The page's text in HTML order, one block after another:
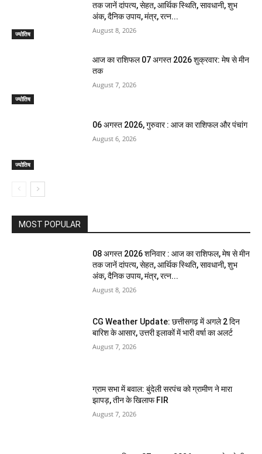
ज्योतिष
तक जानें दांपत्य, सेहत, आर्थिक स्थिति, सावधानी, शुभ
अंक, दैनिक उपाय, मंत्र, रत्न...
August 8, 2026
ज्योतिष
आज का राशिफल 07 अगस्त 2026 शुक्रवार: मेष से मीन
तक
August 7, 2026
ज्योतिष
06 अगस्त 2026, गुरुवार : आज का राशिफल और पंचांग
August 6, 2026
MOST POPULAR
08 अगस्त 2026 शनिवार : आज का राशिफल, मेष से मीन
तक जानें दांपत्य, सेहत, आर्थिक स्थिति, सावधानी, शुभ
अंक, दैनिक उपाय, मंत्र, रत्न...
August 8, 2026
CG Weather Update: छत्तीसगढ़ में अगले 2 दिन
बारिश के आसार, उत्तरी इलाकों में भारी वर्षा का अलर्ट
August 7, 2026
ग्राम सभा में बवाल: बुंदेली सरपंच को ग्रामीण ने मारा
झापड़, तीन के खिलाफ FIR
August 7, 2026